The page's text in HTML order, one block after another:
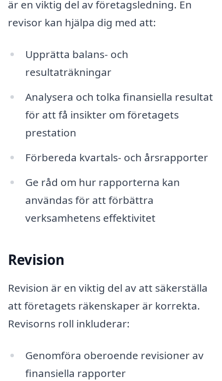
är en viktig del av företagsledning. En
revisor kan hjälpa dig med att:
Upprätta balans- och
resultaträkningar
Analysera och tolka finansiella resultat
för att få insikter om företagets
prestation
Förbereda kvartals- och årsrapporter
Ge råd om hur rapporterna kan
användas för att förbättra
verksamhetens effektivitet
Revision
Revision är en viktig del av att säkerställa
att företagets räkenskaper är korrekta.
Revisorns roll inkluderar:
Genomföra oberoende revisioner av
finansiella rapporter